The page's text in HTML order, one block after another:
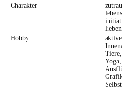
Charakter
Hobby
Tiere,